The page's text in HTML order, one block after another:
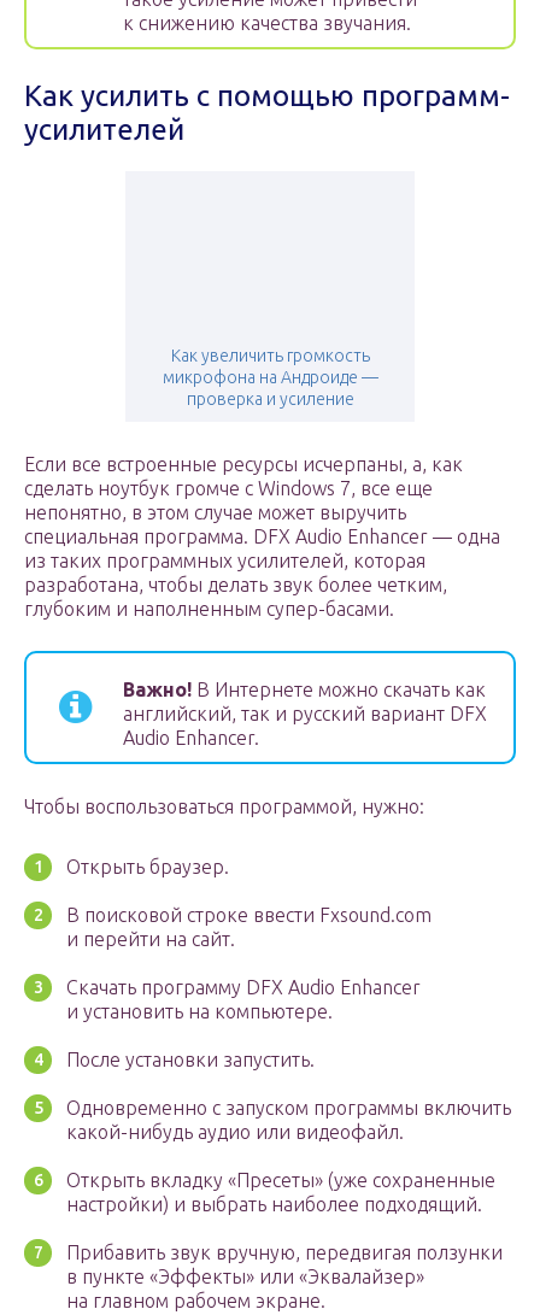
к снижению качества звучания.
Как усилить с помощью программ-
усилителей
Как увеличить громкость
микрофона на Андроиде —
проверка и усиление
Если все встроенные ресурсы исчерпаны, а, как
сделать ноутбук громче c Windows 7, все еще
непонятно, в этом случае может выручить
специальная программа. DFX Audio Enhancer — одна
из таких программных усилителей, которая
разработана, чтобы делать звук более четким,
глубоким и наполненным супер-басами.
Важно! В Интернете можно скачать как
английский, так и русский вариант DFX
Audio Enhancer.
Чтобы воспользоваться программой, нужно:
Открыть браузер.
В поисковой строке ввести Fxsound.com
и перейти на сайт.
Скачать программу DFX Audio Enhancer
и установить на компьютере.
После установки запустить.
Одновременно с запуском программы включить
какой-нибудь аудио или видеофайл.
Открыть вкладку «Пресеты» (уже сохраненные
настройки) и выбрать наиболее подходящий.
Прибавить звук вручную, передвигая ползунки
в пункте «Эффекты» или «Эквалайзер»
на главном рабочем экране.